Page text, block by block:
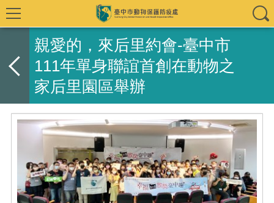
親愛的，來后里約會-臺中市
111年單身聯誼首創在動物之
家后里園區舉辦